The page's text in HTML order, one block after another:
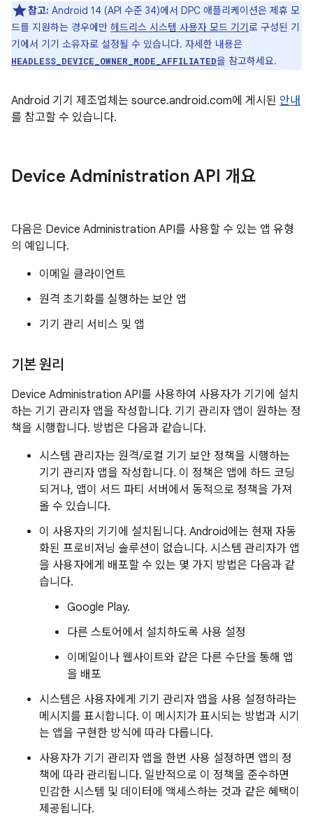
참고: Android 14 (API 수준 34)에서 DPC 애플리케이션은 제휴 모
드를 지원하는 경우에만 헤드리스 시스템 사용자 모드 기기로 구성된 기
기에서 기기 소유자로 설정될 수 있습니다. 자세한 내용은
HEADLESS_DEVICE_OWNER_MODE_AFFILIATED을 참고하세요.
Android 기기 제조업체는 source.android.com에 게시된 안내
를 참고할 수 있습니다.
Device Administration API 개요
다음은 Device Administration API를 사용할 수 있는 앱 유형
의 예입니다.
이메일 클라이언트
원격 초기화를 실행하는 보안 앱
기기 관리 서비스 및 앱
기본 원리
Device Administration API를 사용하여 사용자가 기기에 설치
하는 기기 관리자 앱을 작성합니다. 기기 관리자 앱이 원하는 정
책을 시행합니다. 방법은 다음과 같습니다.
시스템 관리자는 원격/로컬 기기 보안 정책을 시행하는
기기 관리자 앱을 작성합니다. 이 정책은 앱에 하드 코딩
되거나, 앱이 서드 파티 서버에서 동적으로 정책을 가져
올 수 있습니다.
이 사용자의 기기에 설치됩니다. Android에는 현재 자동
화된 프로비저닝 솔루션이 없습니다. 시스템 관리자가 앱
을 사용자에게 배포할 수 있는 몇 가지 방법은 다음과 같
습니다.
Google Play.
다른 스토어에서 설치하도록 사용 설정
이메일이나 웹사이트와 같은 다른 수단을 통해 앱
을 배포
시스템은 사용자에게 기기 관리자 앱을 사용 설정하라는
메시지를 표시합니다. 이 메시지가 표시되는 방법과 시기
는 앱을 구현한 방식에 따라 다릅니다.
사용자가 기기 관리자 앱을 한번 사용 설정하면 앱의 정
책에 따라 관리됩니다. 일반적으로 이 정책을 준수하면
민감한 시스템 및 데이터에 액세스하는 것과 같은 혜택이
제공됩니다.